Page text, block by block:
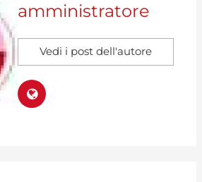
amministratore
Vedi i post dell'autore